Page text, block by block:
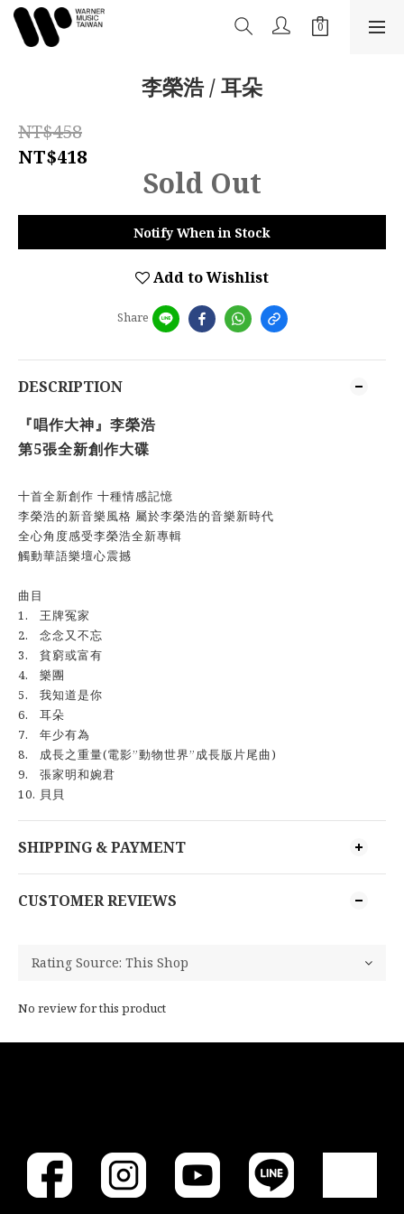
李榮浩 / 耳朵
NT$458
NT$418
Sold Out
Notify When in Stock
Add to Wishlist
Share
DESCRIPTION
『唱作大神』李榮浩
第5張全新創作大碟
十首全新創作 十種情感記憶
李榮浩的新音樂風格 屬於李榮浩的音樂新時代
全心角度感受李榮浩全新專輯
觸動華語樂壇心震撼
曲目
1.
王牌冤家
2.
念念又不忘
3.
貧窮或富有
4.
樂團
5.
我知道是你
6.
耳朵
7.
年少有為
8.
成長之重量(電影”動物世界”成長版片尾曲)
9.
張家明和婉君
10. 貝貝
SHIPPING & PAYMENT
CUSTOMER REVIEWS
No review for this product